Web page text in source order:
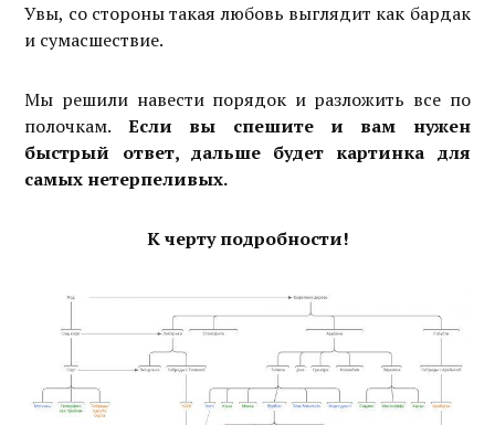
Увы, со стороны такая любовь выглядит как бардак
и сумасшествие.
Мы решили навести порядок и разложить все по
полочкам. Если вы спешите и вам нужен
быстрый ответ, дальше будет картинка для
самых нетерпеливых.
К черту подробности!